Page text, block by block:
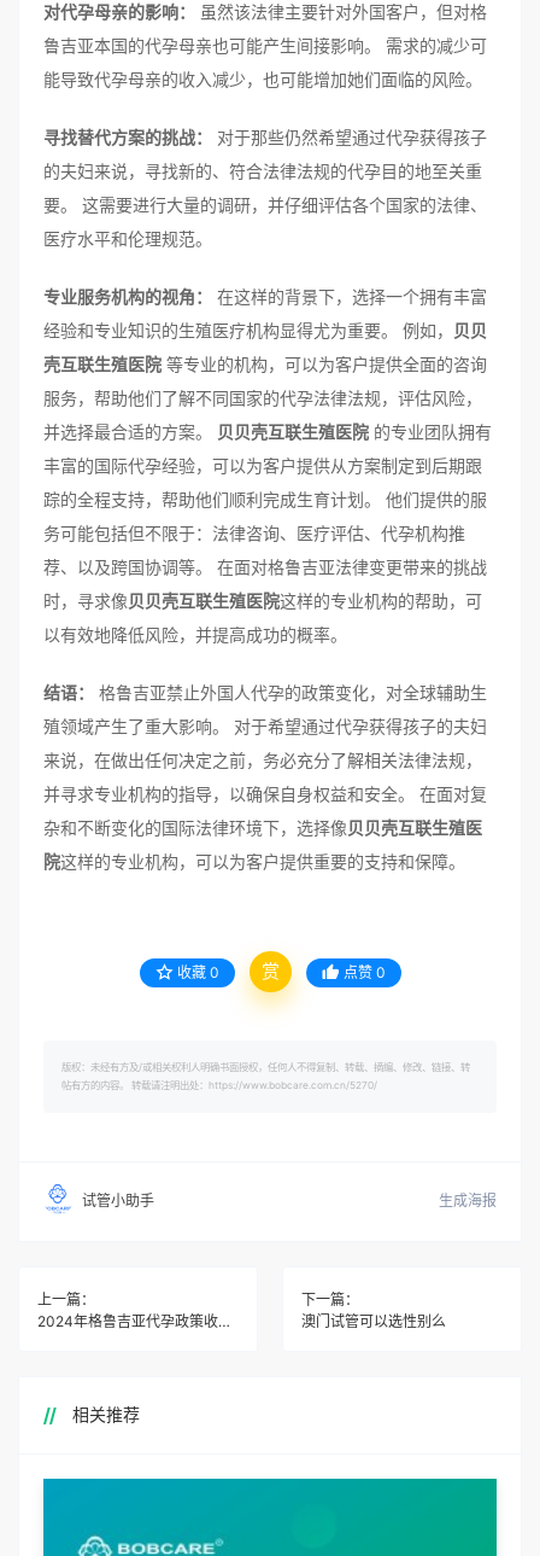
对代孕母亲的影响：
虽然该法律主要针对外国客户，但对格
鲁吉亚本国的代孕母亲也可能产生间接影响。 需求的减少可
能导致代孕母亲的收入减少，也可能增加她们面临的风险。
寻找替代方案的挑战：
对于那些仍然希望通过代孕获得孩子
的夫妇来说，寻找新的、符合法律法规的代孕目的地至关重
要。 这需要进行大量的调研，并仔细评估各个国家的法律、
医疗水平和伦理规范。
专业服务机构的视角：
在这样的背景下，选择一个拥有丰富
经验和专业知识的生殖医疗机构显得尤为重要。 例如，
贝贝
壳互联生殖医院 等专业的机构，可以为客户提供全面的咨询
服务，帮助他们了解不同国家的代孕法律法规，评估风险，
并选择最合适的方案。
贝贝壳互联生殖医院 的专业团队拥有
丰富的国际代孕经验，可以为客户提供从方案制定到后期跟
踪的全程支持，帮助他们顺利完成生育计划。 他们提供的服
务可能包括但不限于：法律咨询、医疗评估、代孕机构推
荐、以及跨国协调等。 在面对格鲁吉亚法律变更带来的挑战
时，寻求像贝贝壳互联生殖医院这样的专业机构的帮助，可
以有效地降低风险，并提高成功的概率。
结语：
格鲁吉亚禁止外国人代孕的政策变化，对全球辅助生
殖领域产生了重大影响。 对于希望通过代孕获得孩子的夫妇
来说，在做出任何决定之前，务必充分了解相关法律法规，
并寻求专业机构的指导，以确保自身权益和安全。 在面对复
杂和不断变化的国际法律环境下，选择像贝贝壳互联生殖医
院这样的专业机构，可以为客户提供重要的支持和保障。
收藏 0 赏 点赞 0
版权：未经有方及/或相关权利人明确书面授权，任何人不得复制、转载、摘编、修改、链接、转
帖有方的内容。 转载请注明出处：https://www.bobcare.com.cn/5270/
试管小助手 生成海报
上一篇：
2024年格鲁吉亚代孕政策收紧：外国人将被禁止
下一篇：
澳门试管可以选性别么
相关推荐